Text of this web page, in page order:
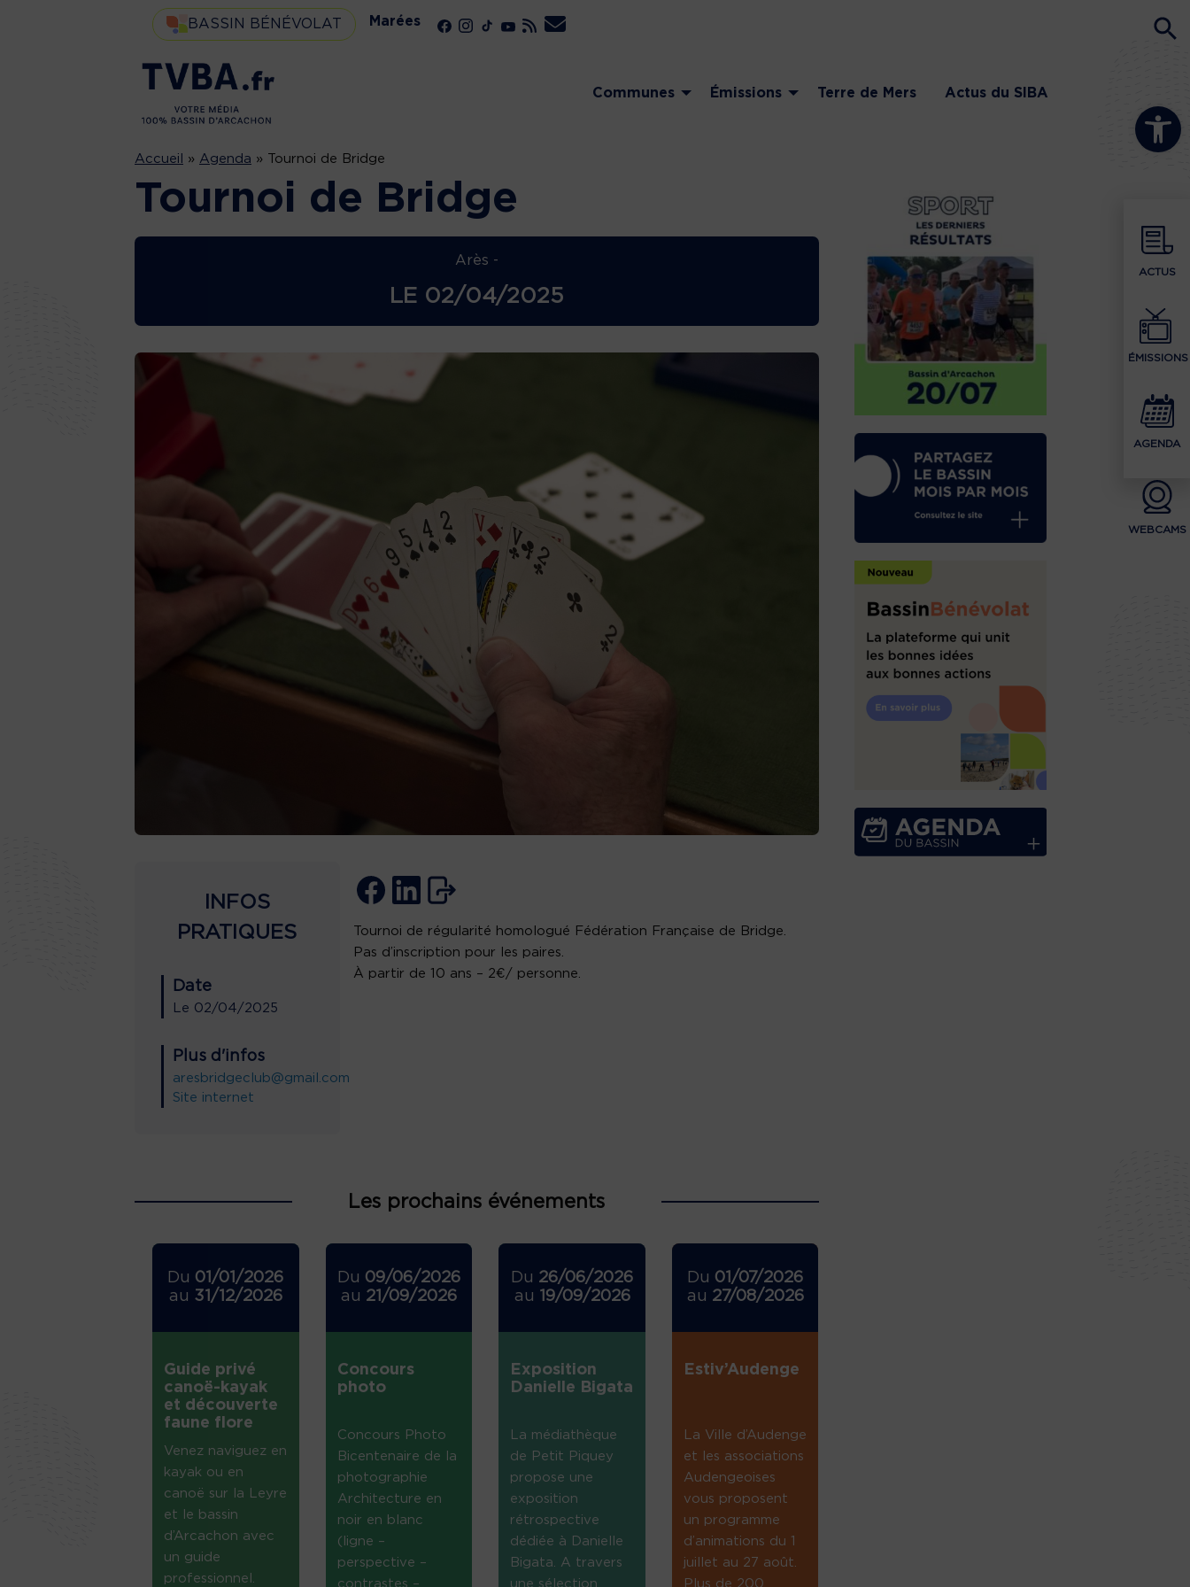
Ouvrir la
ACTUS
ÉMISSIONS
AGENDA
WEBCAMS
BASSIN BÉNÉVOLAT Marées
Communes Émissions Terre de Mers Actus du SIBA
Accueil » Agenda » Tournoi de Bridge
Tournoi de Bridge
Arès -
LE 02/04/2025
INFOS
PRATIQUES
Date
Le 02/04/2025
Plus d'infos
aresbridgeclub@gmail.com
Site internet
Tournoi de régularité homologué Fédération Française de Bridge.
Pas d’inscription pour les paires.
À partir de 10 ans – 2€/ personne.
Les prochains événements
Du 01/01/2026
au 31/12/2026
Guide privé
canoë-kayak
et découverte
faune flore
Venez naviguez en
kayak ou en
canoë sur la Leyre
et le bassin
d’Arcachon avec
un guide
professionnel.
Du 09/06/2026
au 21/09/2026
Concours
photo
Concours Photo
Bicentenaire de la
photographie
Architecture en
noir en blanc
(ligne –
perspective –
contrastes –
Du 26/06/2026
au 19/09/2026
Exposition
Danielle Bigata
La médiathèque
de Petit Piquey
propose une
exposition
rétrospective
dédiée à Danielle
Bigata. A travers
une sélection
Du 01/07/2026
au 27/08/2026
Estiv’Audenge
La Ville d’Audenge
et les associations
Audengeoises
vous proposent
un programme
d’animations du 1
juillet au 27 août.
Plus de 200